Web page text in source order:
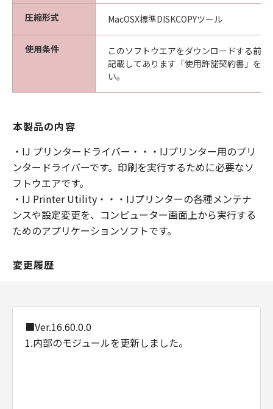
圧縮形式 MacOSX標準DISKCOPYツール
使用条件
このソフトウエアをダウンロードする前
記載してあります「使用許諾契約書」を
い。
本製品の内容
・IJ プリンタードライバー・・・IJプリンター用のプリ
ンタードライバーです。印刷を実行するために必要なソ
フトウエアです。
・IJ Printer Utility・・・IJプリンターの各種メンテナ
ンスや設定変更を、コンピューター画面上から実行する
ためのアプリケーションソフトです。
変更履歴
■Ver.16.60.0.0
1.内部のモジュールを更新しました。